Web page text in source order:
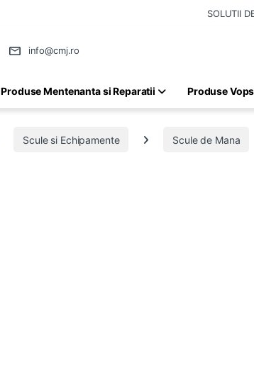
SOLUTII
info@cmj.ro
Produse Mentenanta si Reparatii Produse
Scule si Echipamente Scule de Mana